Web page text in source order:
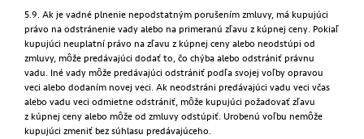
5.9. Ak je vadné plnenie nepodstatným porušením zmluvy, má kupujúci
právo na odstránenie vady alebo na primeranú zľavu z kúpnej ceny. Pokiaľ
kupujúci neuplatní právo na zľavu z kúpnej ceny alebo neodstúpi od
zmluvy, môže predávajúci dodať to, čo chýba alebo odstrániť právnu
vadu. Iné vady môže predávajúci odstrániť podľa svojej voľby opravou
veci alebo dodaním novej veci. Ak neodstráni predávajúci vadu veci včas
alebo vadu veci odmietne odstrániť, môže kupujúci požadovať zľavu
z kúpnej ceny alebo môže od zmluvy odstúpiť. Urobenú voľbu nemôže
kupujúci zmeniť bez súhlasu predávajúceho.